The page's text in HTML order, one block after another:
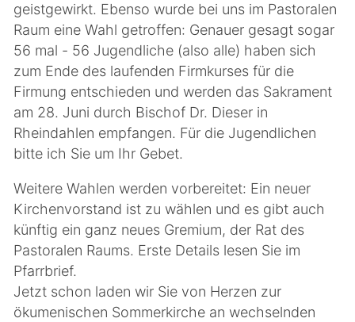
geistgewirkt. Ebenso wurde bei uns im Pastoralen
Raum eine Wahl getroffen: Genauer gesagt sogar
56 mal - 56 Jugendliche (also alle) haben sich
zum Ende des laufenden Firmkurses für die
Firmung entschieden und werden das Sakrament
am 28. Juni durch Bischof Dr. Dieser in
Rheindahlen empfangen. Für die Jugendlichen
bitte ich Sie um Ihr Gebet.
Weitere Wahlen werden vorbereitet: Ein neuer
Kirchenvorstand ist zu wählen und es gibt auch
künftig ein ganz neues Gremium, der Rat des
Pastoralen Raums. Erste Details lesen Sie im
Pfarrbrief.
Jetzt schon laden wir Sie von Herzen zur
ökumenischen Sommerkirche an wechselnden